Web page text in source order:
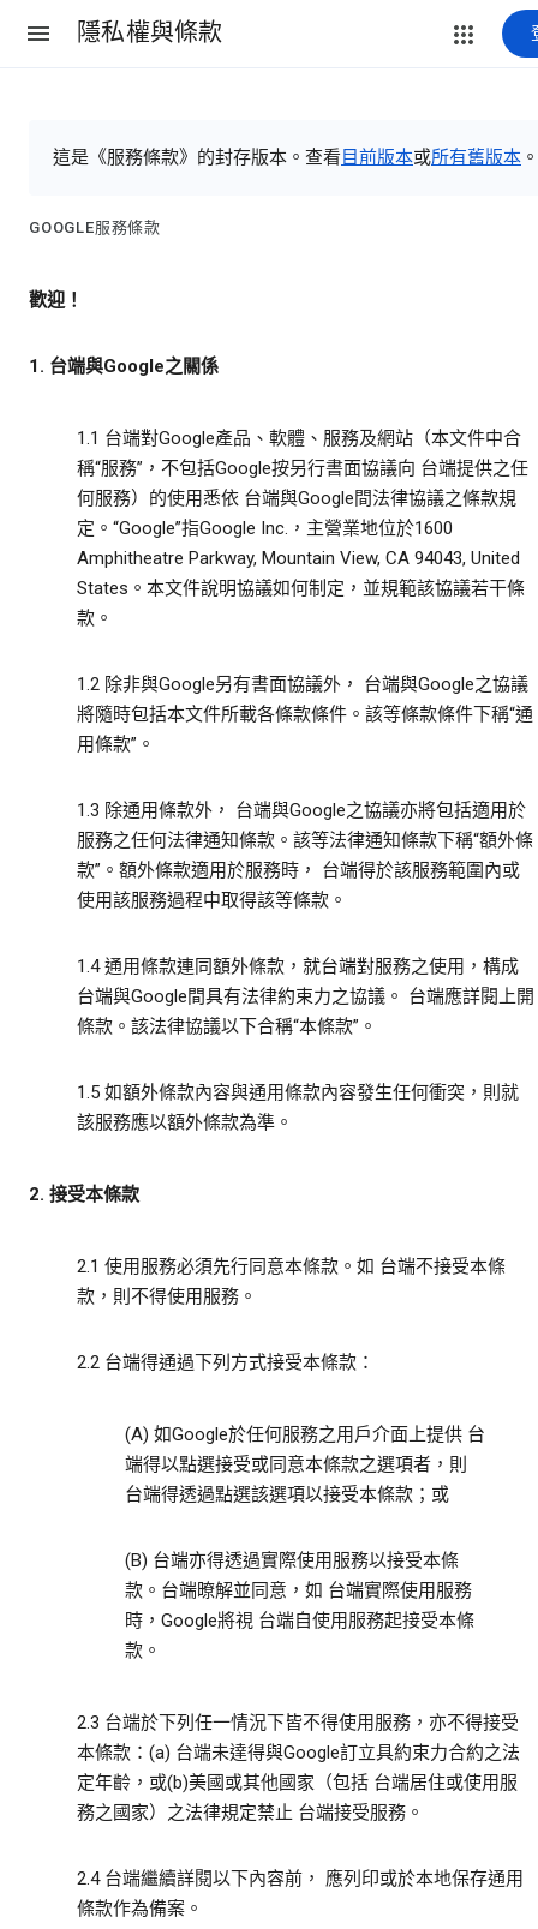
隱私權與條款
這是《服務條款》的封存版本。查看 目前版本或所有舊版本 。
GOOGLE服務條款
歡迎！
1. 台端與Google之關係
1.1 台端對Google產品、軟體、服務及網站（本文件中合
稱“服務”，不包括Google按另行書面協議向 台端提供之任
何服務）的使用悉依 台端與Google間法律協議之條款規
定。“Google”指Google Inc.，主營業地位於1600
Amphitheatre Parkway, Mountain View, CA 94043, United
States。本文件說明協議如何制定，並規範該協議若干條
款。
1.2 除非與Google另有書面協議外， 台端與Google之協議
將隨時包括本文件所載各條款條件。該等條款條件下稱“通
用條款”。
1.3 除通用條款外， 台端與Google之協議亦將包括適用於
服務之任何法律通知條款。該等法律通知條款下稱“額外條
款”。額外條款適用於服務時， 台端得於該服務範圍內或
使用該服務過程中取得該等條款。
1.4 通用條款連同額外條款，就台端對服務之使用，構成
台端與Google間具有法律約束力之協議。 台端應詳閱上開
條款。該法律協議以下合稱“本條款”。
1.5 如額外條款內容與通用條款內容發生任何衝突，則就
該服務應以額外條款為準。
2. 接受本條款
2.1 使用服務必須先行同意本條款。如 台端不接受本條
款，則不得使用服務。
2.2 台端得通過下列方式接受本條款：
(A) 如Google於任何服務之用戶介面上提供 台
端得以點選接受或同意本條款之選項者，則
台端得透過點選該選項以接受本條款；或
(B) 台端亦得透過實際使用服務以接受本條
款。台端暸解並同意，如 台端實際使用服務
時，Google將視 台端自使用服務起接受本條
款。
2.3 台端於下列任一情況下皆不得使用服務，亦不得接受
本條款：(a) 台端未達得與Google訂立具約束力合約之法
定年齡，或(b)美國或其他國家（包括 台端居住或使用服
務之國家）之法律規定禁止 台端接受服務。
2.4 台端繼續詳閱以下內容前， 應列印或於本地保存通用
條款作為備案。